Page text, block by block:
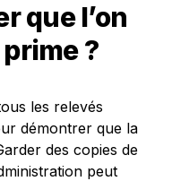
que l’on
prime ?
les relevés
démontrer que la
des copies de
peut